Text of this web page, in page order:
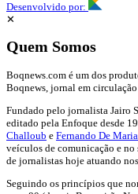
Desenvolvido por:
✕
Quem Somos
Boqnews.com é um dos
Boqnews, jornal em
Fundado pelo jornalista Jairo
editado pela Enfoque desde
Challoub e Fernando De
veículos de comunicação e no
de jornalistas hoje atuando
Seguindo os princípios que